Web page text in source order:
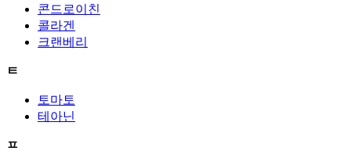
콘드로이친
콜라겐
크랜베리
ㅌ
토마토
테아닌
ㅍ